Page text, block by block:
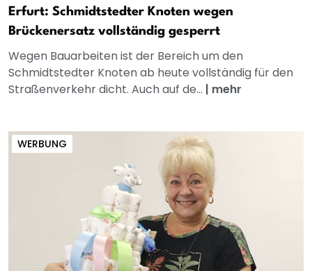
Erfurt: Schmidtstedter Knoten wegen
Brückenersatz vollständig gesperrt
Wegen Bauarbeiten ist der Bereich um den
Schmidtstedter Knoten ab heute vollständig für den
Straßenverkehr dicht. Auch auf de... | mehr
WERBUNG